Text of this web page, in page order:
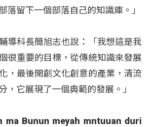
落留下一個部落自己的知識庫。」
導科長簡旭志也說：「我想這是我
很重要的目標，從傳統知識來發展
，最後開創文化創意的產業，清流
，它展現了一個典範的發展。」
ma Bunun meyah mntuuan duri